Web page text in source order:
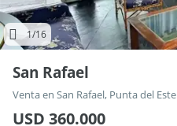
1/16
San Rafael
Venta en San Rafael, Punta del Este
USD 360.000